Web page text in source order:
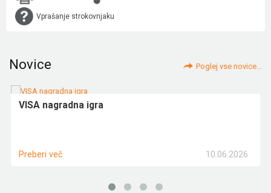
Vprašanje strokovnjaku
Novice Poglej vse novice...
VISA nagradna igra
10.06.2026
Preberi več